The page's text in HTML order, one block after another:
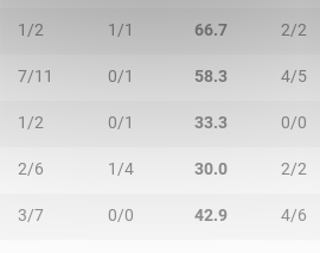
1/2 1/1 66.7 2/2
7/11 0/1 58.3 4/5
1/2 0/1 33.3 0/0
2/6 1/4 30.0 2/2
3/7 0/0 42.9 4/6